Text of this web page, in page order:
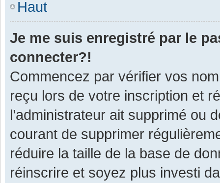
Haut
Je me suis enregistré par le
connecter?!
Commencez par vérifier vos
reçu lors de votre inscription et
l’administrateur ait supprimé ou
courant de supprimer
réduire la taille de la base de
réinscrire et soyez plus investi